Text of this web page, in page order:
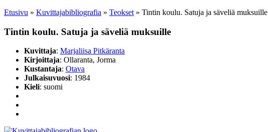
Etusivu » Kuvittaja­bibliografia » Teokset » Tintin koulu. Satuja ja säveliä muksuille
Tintin koulu. Satuja ja säveliä muksuille
Kuvittaja: Marjaliisa Pitkäranta
Kirjoittaja: Ollaranta, Jorma
Kustantaja: Otava
Julkaisuvuosi: 1984
Kieli: suomi